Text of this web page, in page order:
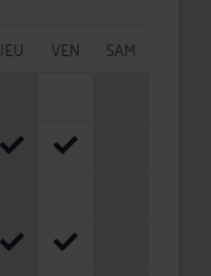
JEU VEN
SAM